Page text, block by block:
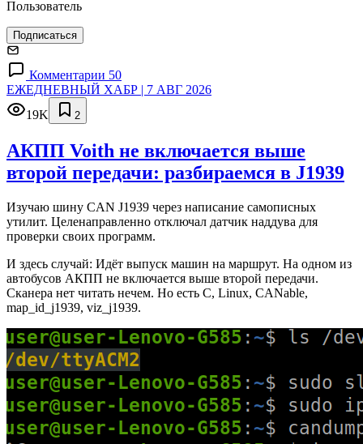
Пользователь
Подписаться
Комментарии 50
ЕЖЕДНЕВНЫЙ ХАБР | 7 АВГ 2026
19K
2
АКПП Voith не включается выше
второй передачи: разбираемся в J1939
Изучаю шину CAN J1939 через написание самописных
утилит. Целенаправленно отключал датчик наддува для
проверки своих программ.
И здесь случай: Идёт выпуск машин на маршрут. На одном из
автобусов АКПП не включается выше второй передачи.
Сканера нет читать нечем. Но есть C, Linux, CANable,
map_id_j1939, viz_j1939.